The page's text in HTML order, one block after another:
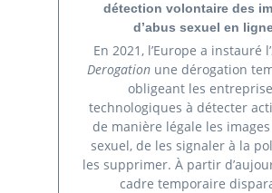
détection volontaire des
d’abus sexuel en
En 2021, l’Europe a instauré l’
Derogation une dérogation
obligeant les
technologiques à détecter
de manière légale les images
sexuel, de les signaler à la
les supprimer. À partir
cadre temporaire